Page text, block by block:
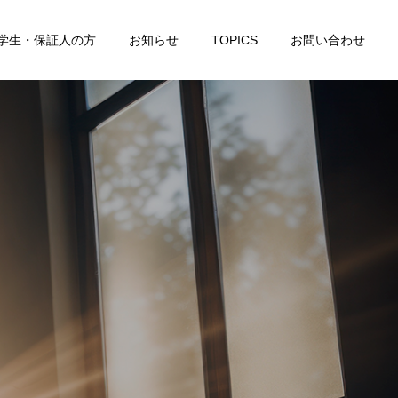
生・保証人の方 お知らせ TOPICS お問い合わせ
詳細を見る
ピアノ科
音楽療法科